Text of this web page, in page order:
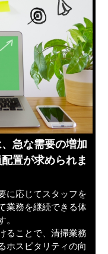
急な需要の増加
置が求められま
に応じてスタッフを
業務を継続できる体
。
ることで、清掃業務
ホスピタリティの向